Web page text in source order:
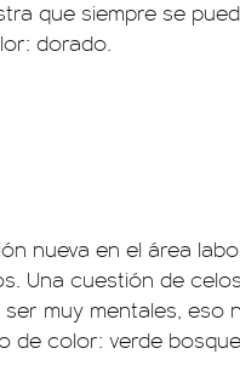
que siempre se
dorado.
nueva en el área
Una cuestión de
muy mentales, eso
de color: verde